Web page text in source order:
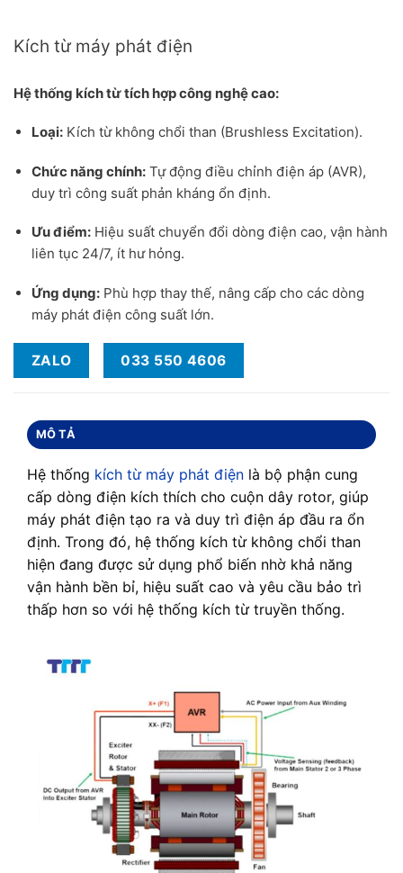
Kích từ máy phát điện
Hệ thống kích từ tích hợp công nghệ cao:
Loại:Kích từ không chổi than (Brushless Excitation).
Chức năng chính:Tự động điều chỉnh điện áp (AVR),
duy trì công suất phản kháng ổn định.
Ưu điểm:Hiệu suất chuyển đổi dòng điện cao, vận hành
liên tục 24/7, ít hư hỏng.
Ứng dụng:Phù hợp thay thế, nâng cấp cho các dòng
máy phát điện công suất lớn.
ZALO 033 550 4606
MÔ TẢ
Hệ thống kích từ máy phát điện là bộ phận cung
cấp dòng điện kích thích cho cuộn dây rotor, giúp
máy phát điện tạo ra và duy trì điện áp đầu ra ổn
định. Trong đó, hệ thống kích từ không chổi than
hiện đang được sử dụng phổ biến nhờ khả năng
vận hành bền bỉ, hiệu suất cao và yêu cầu bảo trì
thấp hơn so với hệ thống kích từ truyền thống.